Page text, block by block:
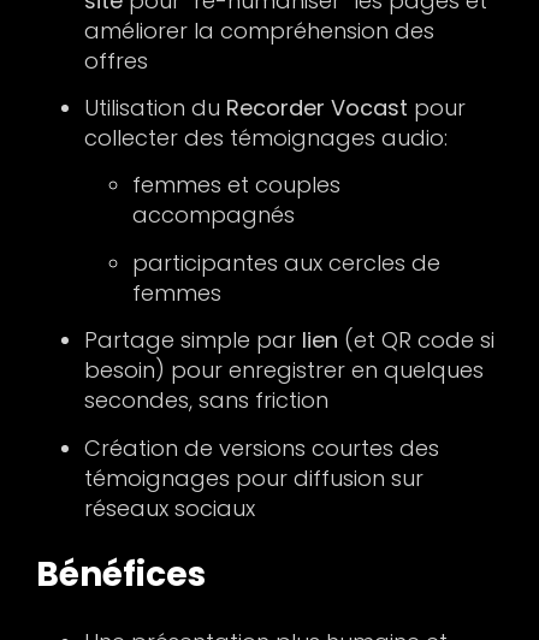
améliorer la compréhension des
offres
Utilisation du Recorder Vocast pour
collecter des témoignages audio:
femmes et couples
accompagnés
participantes aux cercles de
femmes
Partage simple par lien (et QR code si
besoin) pour enregistrer en quelques
secondes, sans friction
Création de versions courtes des
témoignages pour diffusion sur
réseaux sociaux
Bénéfices